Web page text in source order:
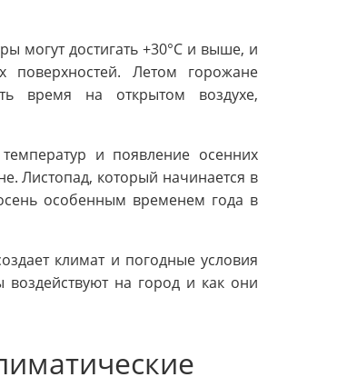
могут достигать +30°C и выше, и
Летом горожане
время на открытом воздухе,
и появление осенних
Листопад, который начинается в
особенным временем года в
климат и погодные условия
воздействуют на город и как они